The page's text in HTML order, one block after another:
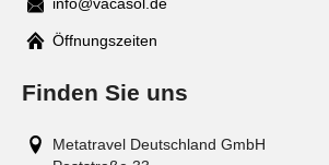
Mail
Öffnungszeiten
Finden Sie uns
Metatravel Deutschland GmbH